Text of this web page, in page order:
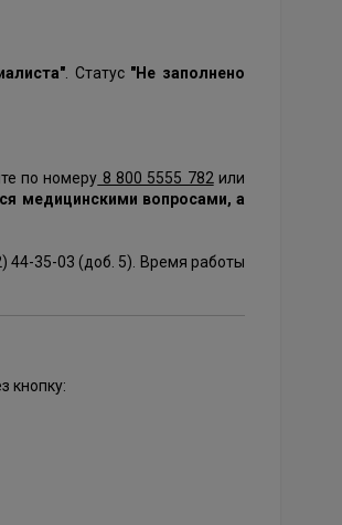
. Статус "Не заполнено
по номеру 8 800 5555 782 или
медицинскими вопросами, а
44-35-03 (доб. 5). Время работы
кнопку: